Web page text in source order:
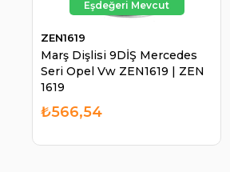
Marş Dişlisi 9DİŞ Mercedes
Seri Opel Vw ZEN1619 | ZEN
1619
ZEN1619
₺566,54